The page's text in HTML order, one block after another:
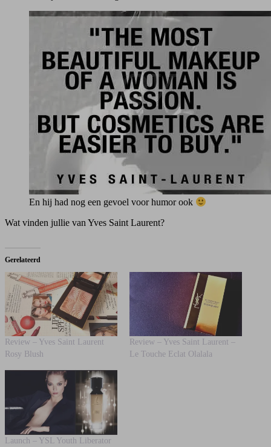
En hij had nog een gevoel voor humor ook
Wat vinden jullie van Yves Saint Laurent?
Gerelateerd
Review – Yves Saint Laurent
Rosy Blush
Review – Yves Saint Laurent –
Le Touche Eclat Olalala
Launch – YSL Youth Liberator